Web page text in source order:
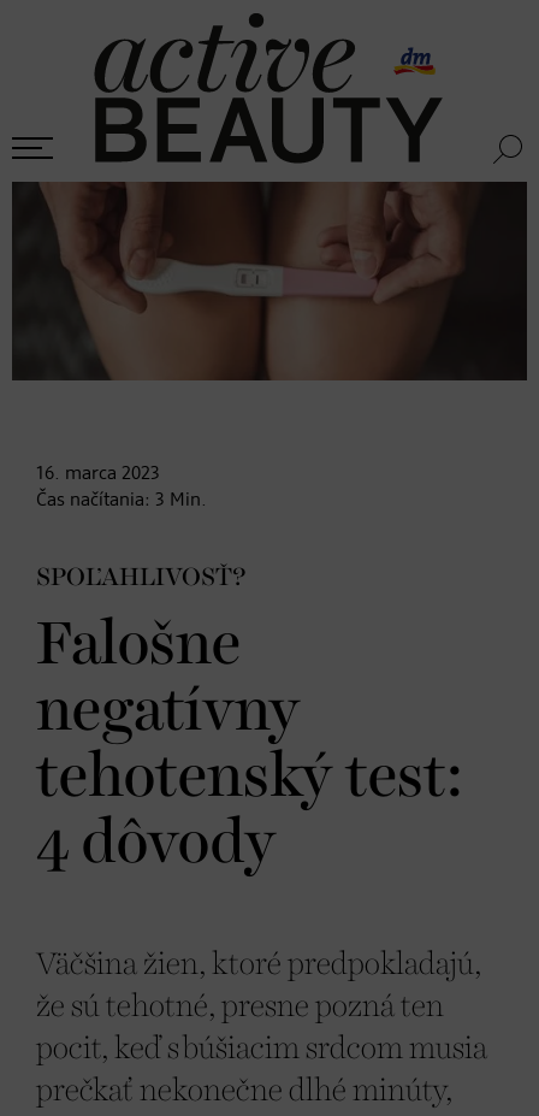
16. marca 2023
Čas načítania: 3 Min.
SPOĽAHLIVOSŤ?
Falošne
negatívny
tehotenský test:
4 dôvody
Väčšina žien, ktoré predpokladajú,
že sú tehotné, presne pozná ten
pocit, keď s búšiacim srdcom musia
prečkať nekonečne dlhé minúty,